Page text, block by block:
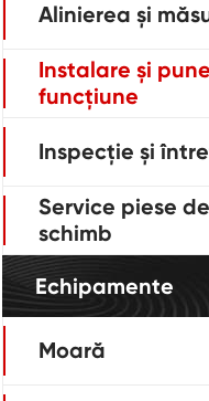
Alinierea și
Instalare și
funcțiune
Inspecție și
Service piese de
schimb
Echipamente
Moară